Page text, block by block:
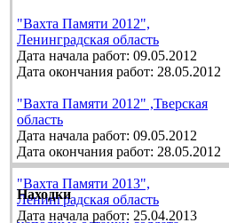
"Вахта Памяти 2012",
Ленинградская область
Дата начала работ: 09.05.2012
Дата окончания работ: 28.05.2012
"Вахта Памяти 2012" ,Тверская
область
Дата начала работ: 09.05.2012
Дата окончания работ: 28.05.2012
"Вахта Памяти 2013",
Ленинградская область
Дата начала работ: 25.04.2013
Находки